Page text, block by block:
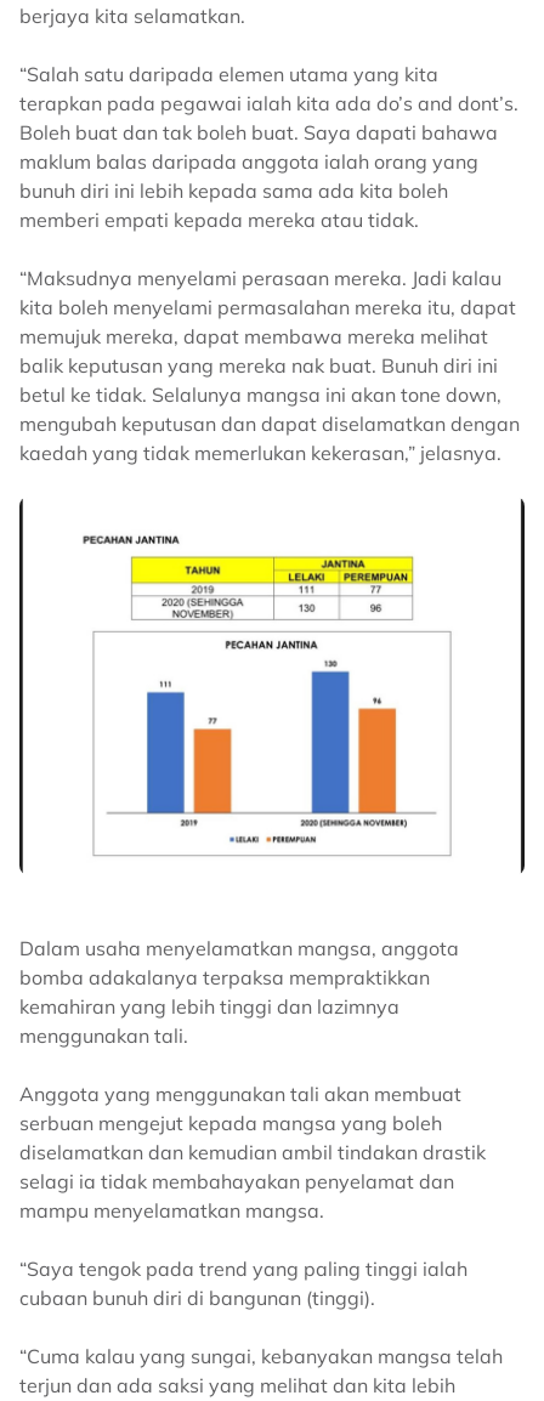
berjaya kita selamatkan.
“Salah satu daripada elemen utama yang kita
terapkan pada pegawai ialah kita ada do’s and dont’s.
Boleh buat dan tak boleh buat. Saya dapati bahawa
maklum balas daripada anggota ialah orang yang
bunuh diri ini lebih kepada sama ada kita boleh
memberi empati kepada mereka atau tidak.
“Maksudnya menyelami perasaan mereka. Jadi kalau
kita boleh menyelami permasalahan mereka itu, dapat
memujuk mereka, dapat membawa mereka melihat
balik keputusan yang mereka nak buat. Bunuh diri ini
betul ke tidak. Selalunya mangsa ini akan tone down,
mengubah keputusan dan dapat diselamatkan dengan
kaedah yang tidak memerlukan kekerasan,” jelasnya.
Dalam usaha menyelamatkan mangsa, anggota
bomba adakalanya terpaksa mempraktikkan
kemahiran yang lebih tinggi dan lazimnya
menggunakan tali.
Anggota yang menggunakan tali akan membuat
serbuan mengejut kepada mangsa yang boleh
diselamatkan dan kemudian ambil tindakan drastik
selagi ia tidak membahayakan penyelamat dan
mampu menyelamatkan mangsa.
“Saya tengok pada trend yang paling tinggi ialah
cubaan bunuh diri di bangunan (tinggi).
“Cuma kalau yang sungai, kebanyakan mangsa telah
terjun dan ada saksi yang melihat dan kita lebih